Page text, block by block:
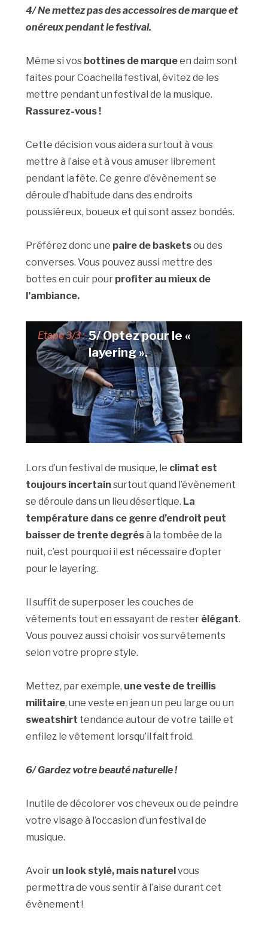
4/ Ne mettez pas des accessoires de marque et
onéreux pendant le festival.
Même si vos bottines de marqueen daim sont
faites pour Coachella festival, évitez de les
mettre pendant un festival de la musique.
Rassurez-vous !
Cette décision vous aidera surtout à vous
mettre à l’aise et à vous amuser librement
pendant la fête. Ce genre d’évènement se
déroule d’habitude dans des endroits
poussiéreux, boueux et qui sont assez bondés.
Préférez donc une paire de basketsou des
converses. Vous pouvez aussi mettre des
bottes en cuir pour profiter au mieux de
l’ambiance.
Etape 3/3 : 5/ Optez pour le «
layering ».
Lors d’un festival de musique, le climat est
toujours incertain surtout quand l’évènement
se déroule dans un lieu désertique. La
température dans ce genre d’endroit peut
baisser de trente degrésà la tombée de la
nuit, c’est pourquoi il est nécessaire d’opter
pour le layering.
Il suffit de superposer les couches de
vêtements tout en essayant de rester élégant.
Vous pouvez aussi choisir vos survêtements
selon votre propre style.
Mettez, par exemple, une veste de treillis
militaire, une veste en jean un peu large ou un
sweatshirt tendance autour de votre taille et
enfilez le vêtement lorsqu’il fait froid.
6/ Gardez votre beauté naturelle !
Inutile de décolorer vos cheveux ou de peindre
votre visage à l’occasion d’un festival de
musique.
Avoir un look stylé, mais naturel vous
permettra de vous sentir à l’aise durant cet
évènement !